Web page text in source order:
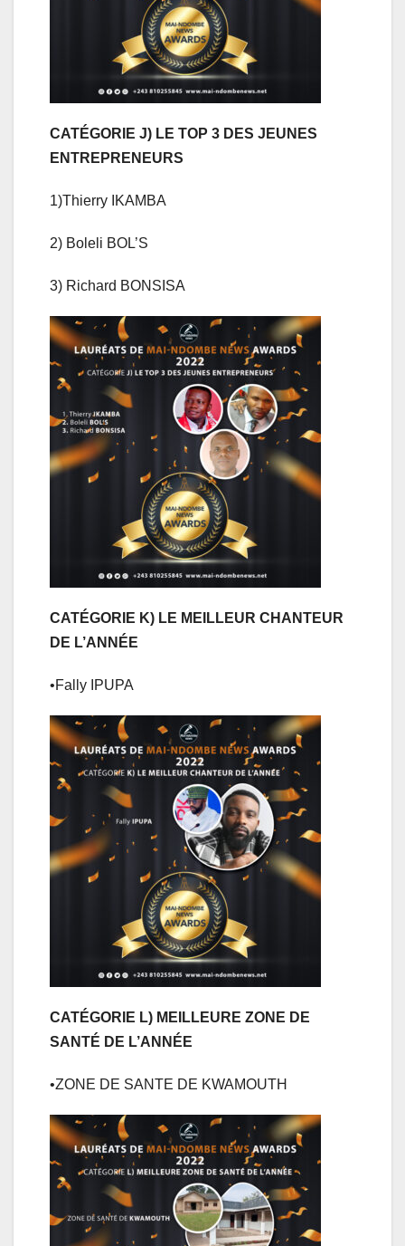
CATÉGORIE J) LE TOP 3 DES JEUNES
ENTREPRENEURS
1)Thierry IKAMBA
2) Boleli BOL’S
3) Richard BONSISA
CATÉGORIE K) LE MEILLEUR CHANTEUR
DE L’ANNÉE
•Fally IPUPA
CATÉGORIE L) MEILLEURE ZONE DE
SANTÉ DE L’ANNÉE
•ZONE DE SANTE DE KWAMOUTH